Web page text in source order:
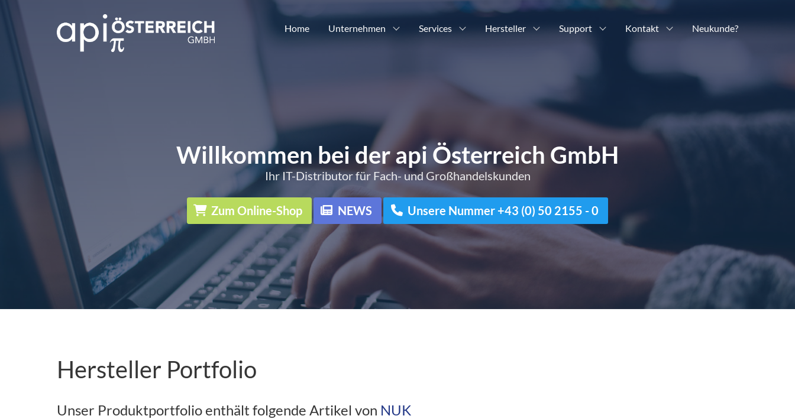
Home Unternehmen Services Hersteller Support Kontakt Neukunde?
Willkommen bei der api Österreich GmbH
Ihr IT-Distributor für Fach- und Großhandelskunden
Zum Online-Shop NEWS Unsere Nummer +43 (0) 50 2155 - 0
Hersteller Portfolio
Unser Produktportfolio enthält folgende Artikel von NUK